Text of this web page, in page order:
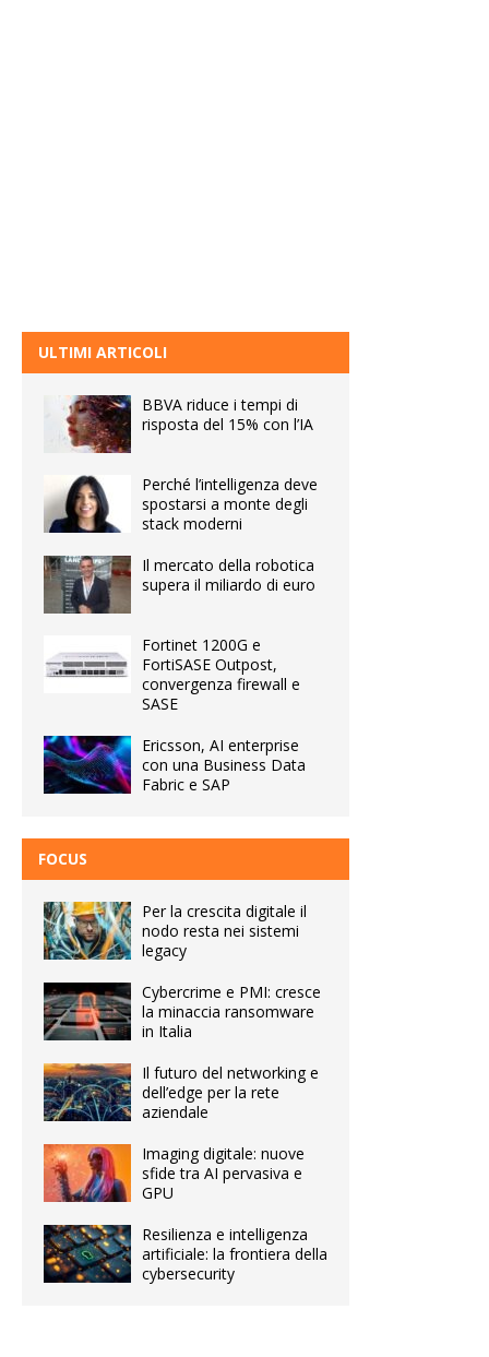
ULTIMI ARTICOLI
BBVA riduce i tempi di
risposta del 15% con l’IA
Perché l’intelligenza deve
spostarsi a monte degli
stack moderni
Il mercato della robotica
supera il miliardo di euro
Fortinet 1200G e
FortiSASE Outpost,
convergenza firewall e
SASE
Ericsson, AI enterprise
con una Business Data
Fabric e SAP
FOCUS
Per la crescita digitale il
nodo resta nei sistemi
legacy
Cybercrime e PMI: cresce
la minaccia ransomware
in Italia
Il futuro del networking e
dell’edge per la rete
aziendale
Imaging digitale: nuove
sfide tra AI pervasiva e
GPU
Resilienza e intelligenza
artificiale: la frontiera della
cybersecurity